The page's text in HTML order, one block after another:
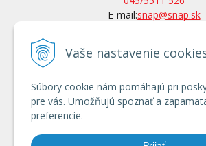
Vaše nastavenie
Súbory cookie nám pomáhajú pri
pre vás. Umožňujú spoznať a
preferencie.
E-mail:snap@snap.sk
KONTAKTY
Po tel. dohovore aj
otváracích hodín
Používanie cookies